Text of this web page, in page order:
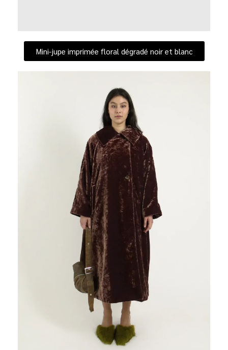
Mini-jupe imprimée floral dégradé noir et blanc